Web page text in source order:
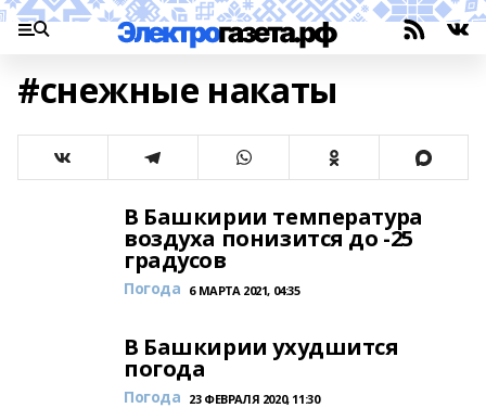
#снежные накаты
В Башкирии температура
воздуха понизится до -25
градусов
Погода 6 МАРТА 2021, 04:35
В Башкирии ухудшится
погода
Погода 23 ФЕВРАЛЯ 2020, 11:30